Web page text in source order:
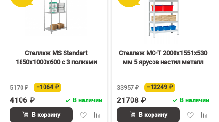
Стеллаж MS Standart
1850х1000х600 c 3 полками
5170 ₽ −1064 ₽
4106 ₽ В наличии
ДобавитьДобавить
В корзину
Стеллаж МС-Т 2000х1551х530
мм 5 ярусов настил металл
33957 ₽ −12249 ₽
21708 ₽ В наличии
Добавить
В корзину